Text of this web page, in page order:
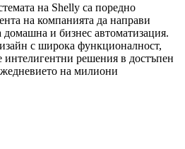
на Shelly са поредно
на компанията да направи
домашна и бизнес автоматизация.
с широка функционалност,
решения в достъпен
на милиони